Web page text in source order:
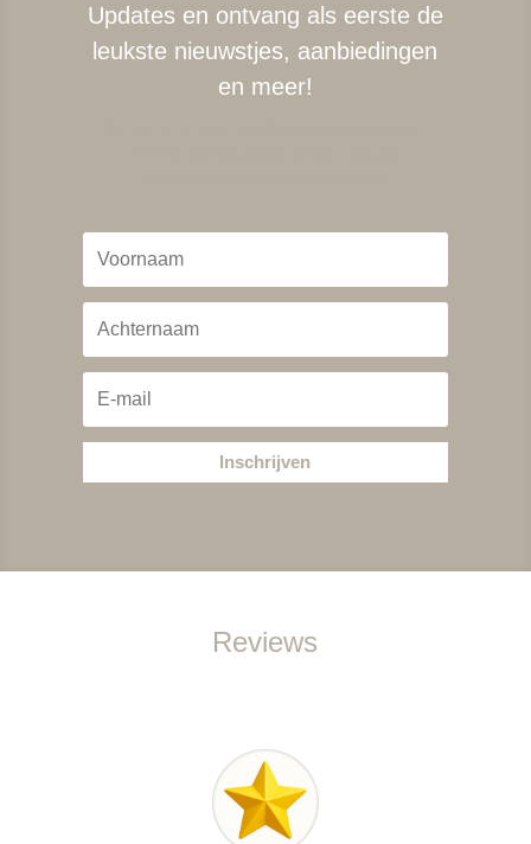
Updates en ontvang als eerste de
leukste nieuwstjes, aanbiedingen
en meer!
Inschrijven
Reviews